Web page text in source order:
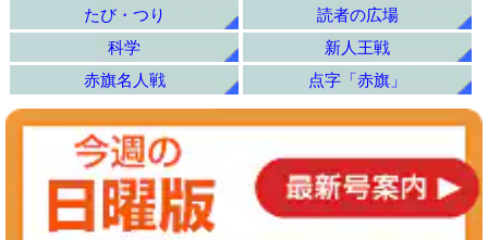
たび・つり
読者の広場
科学
新人王戦
赤旗名人戦
点字「赤旗」